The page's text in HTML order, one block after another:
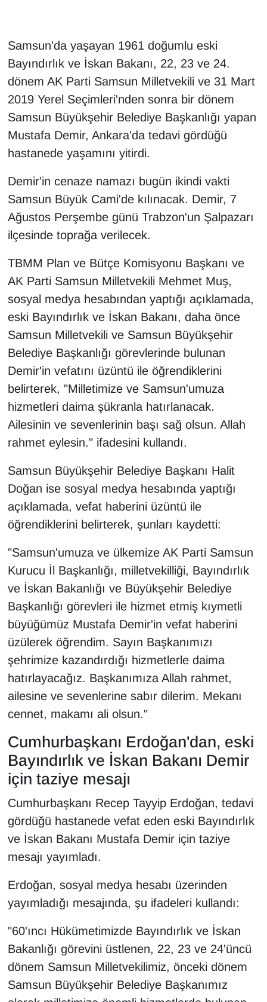
Samsun'da yaşayan 1961 doğumlu eski
Bayındırlık ve İskan Bakanı, 22, 23 ve 24.
dönem AK Parti Samsun Milletvekili ve 31 Mart
2019 Yerel Seçimleri'nden sonra bir dönem
Samsun Büyükşehir Belediye Başkanlığı yapan
Mustafa Demir, Ankara'da tedavi gördüğü
hastanede yaşamını yitirdi.
Demir'in cenaze namazı bugün ikindi vakti
Samsun Büyük Cami'de kılınacak. Demir, 7
Ağustos Perşembe günü Trabzon'un Şalpazarı
ilçesinde toprağa verilecek.
TBMM Plan ve Bütçe Komisyonu Başkanı ve
AK Parti Samsun Milletvekili Mehmet Muş,
sosyal medya hesabından yaptığı açıklamada,
eski Bayındırlık ve İskan Bakanı, daha önce
Samsun Milletvekili ve Samsun Büyükşehir
Belediye Başkanlığı görevlerinde bulunan
Demir'in vefatını üzüntü ile öğrendiklerini
belirterek, "Milletimize ve Samsun'umuza
hizmetleri daima şükranla hatırlanacak.
Ailesinin ve sevenlerinin başı sağ olsun. Allah
rahmet eylesin." ifadesini kullandı.
Samsun Büyükşehir Belediye Başkanı Halit
Doğan ise sosyal medya hesabında yaptığı
açıklamada, vefat haberini üzüntü ile
öğrendiklerini belirterek, şunları kaydetti:
"Samsun'umuza ve ülkemize AK Parti Samsun
Kurucu İl Başkanlığı, milletvekilliği, Bayındırlık
ve İskan Bakanlığı ve Büyükşehir Belediye
Başkanlığı görevleri ile hizmet etmiş kıymetli
büyüğümüz Mustafa Demir'in vefat haberini
üzülerek öğrendim. Sayın Başkanımızı
şehrimize kazandırdığı hizmetlerle daima
hatırlayacağız. Başkanımıza Allah rahmet,
ailesine ve sevenlerine sabır dilerim. Mekanı
cennet, makamı ali olsun."
Cumhurbaşkanı Erdoğan'dan, eski
Bayındırlık ve İskan Bakanı Demir
için taziye mesajı
Cumhurbaşkanı Recep Tayyip Erdoğan, tedavi
gördüğü hastanede vefat eden eski Bayındırlık
ve İskan Bakanı Mustafa Demir için taziye
mesajı yayımladı.
Erdoğan, sosyal medya hesabı üzerinden
yayımladığı mesajında, şu ifadeleri kullandı:
"60'ıncı Hükümetimizde Bayındırlık ve İskan
Bakanlığı görevini üstlenen, 22, 23 ve 24'üncü
dönem Samsun Milletvekilimiz, önceki dönem
Samsun Büyükşehir Belediye Başkanımız
İngilizce
Kadın
Kamu Alımları
Kim Kimdir?
KURDÎ
MAGAZİN
MEDYA
ONE EKONOMİ
POLİTİKA
Resmi İlanlar
RÖPORTAJ
Seri İlan
Sinema - TV
SİYASET
TEBRİK
TEKNOLOJİ
Turizm
VAN'DA SPOR
Vasıta
YAŞAM
YEREL